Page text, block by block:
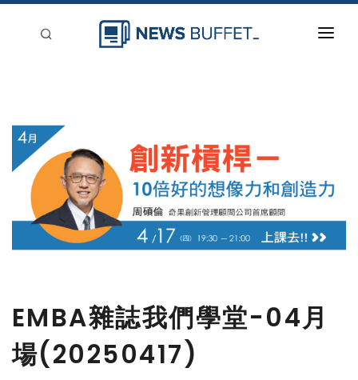
登入
刊登
EMBA雜誌我們學堂-04月
場(20250417)